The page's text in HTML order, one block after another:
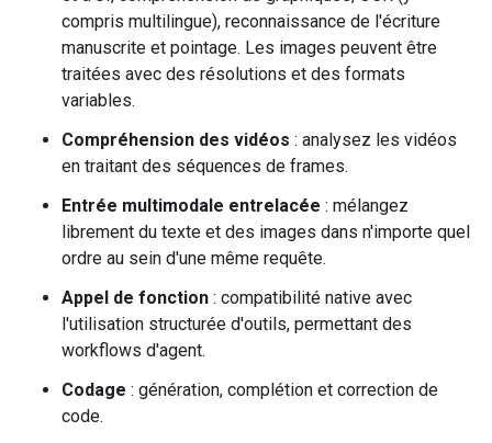
compris multilingue), reconnaissance de l'écriture
manuscrite et pointage. Les images peuvent être
traitées avec des résolutions et des formats
variables.
Compréhension des vidéos : analysez les vidéos
en traitant des séquences de frames.
Entrée multimodale entrelacée : mélangez
librement du texte et des images dans n'importe quel
ordre au sein d'une même requête.
Appel de fonction : compatibilité native avec
l'utilisation structurée d'outils, permettant des
workflows d'agent.
Codage : génération, complétion et correction de
code.